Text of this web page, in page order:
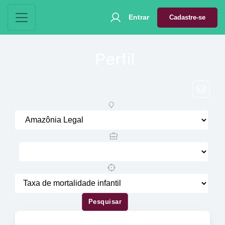
Entrar Cadastre-se
Pesquisar